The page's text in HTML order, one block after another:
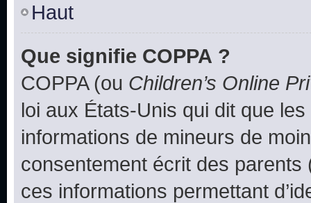
Haut
Que signifie COPPA ?
COPPA (ou Children’s Online
loi aux États-Unis qui dit que
informations de mineurs de
consentement écrit des parents
ces informations permettant